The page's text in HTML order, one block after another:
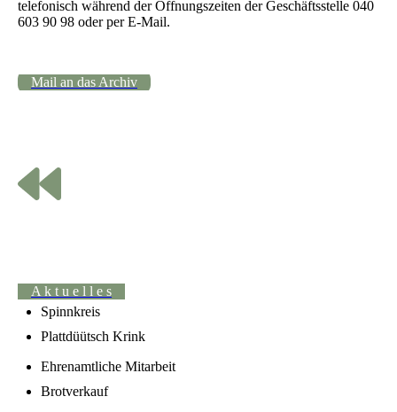
telefonisch während der Öffnungszeiten der Geschäftsstelle 040
603 90 98 oder per E-Mail.
Mail an das Archiv
A k t u e l l e s
Spinnkreis
Plattdüütsch Krink
Ehrenamtliche Mitarbeit
Brotverkauf